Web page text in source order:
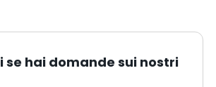
hai domande sui nostri